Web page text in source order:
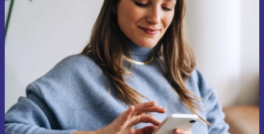
Nie przegap żadnej oferty.
Zarejestruj się
Informacje na temat używania danych osobowych znajdują się w
naszej
Polityce prywatności